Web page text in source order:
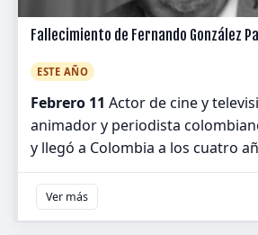
Fallecimiento de Fernando González
ESTE AÑO
Febrero 11 Actor de cine y
animador y periodista
y llegó a Colombia a los cuatro
Ver más